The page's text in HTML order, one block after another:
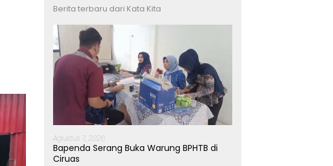
Berita terbaru dari Kata Kita
Agustus 7, 2026
Bapenda Serang Buka Warung BPHTB di
Ciruas